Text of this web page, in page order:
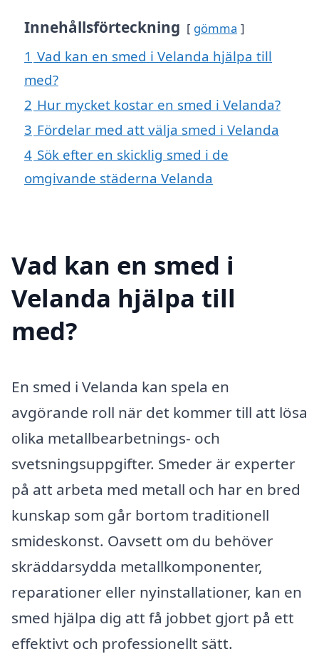
Innehållsförteckning gömma
1 Vad kan en smed i Velanda hjälpa till
med?
2 Hur mycket kostar en smed i Velanda?
3 Fördelar med att välja smed i Velanda
4 Sök efter en skicklig smed i de
omgivande städerna Velanda
Vad kan en smed i
Velanda hjälpa till
med?
En smed i Velanda kan spela en
avgörande roll när det kommer till att lösa
olika metallbearbetnings- och
svetsningsuppgifter. Smeder är experter
på att arbeta med metall och har en bred
kunskap som går bortom traditionell
smideskonst. Oavsett om du behöver
skräddarsydda metallkomponenter,
reparationer eller nyinstallationer, kan en
smed hjälpa dig att få jobbet gjort på ett
effektivt och professionellt sätt.